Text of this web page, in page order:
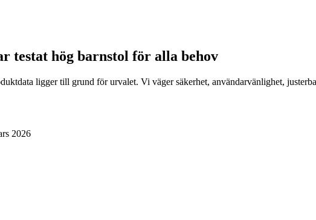
testat hög barnstol för alla behov
ligger till grund för urvalet. Vi väger säkerhet, användarvänlighet,
2026